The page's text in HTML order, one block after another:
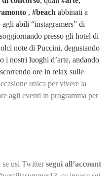
, #beach abbinati a
abili “instagramers” di
presso gli hotel di
note di Puccini, degustando
i nostri luoghi d’arte, andando
ore in relax sulle
unica per vivere la
agli eventi in programma per
se usi Twittersegui all’account